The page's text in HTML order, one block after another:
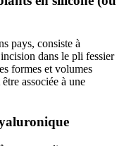
pays, consiste à
dans le pli fessier
formes et volumes
associée à une